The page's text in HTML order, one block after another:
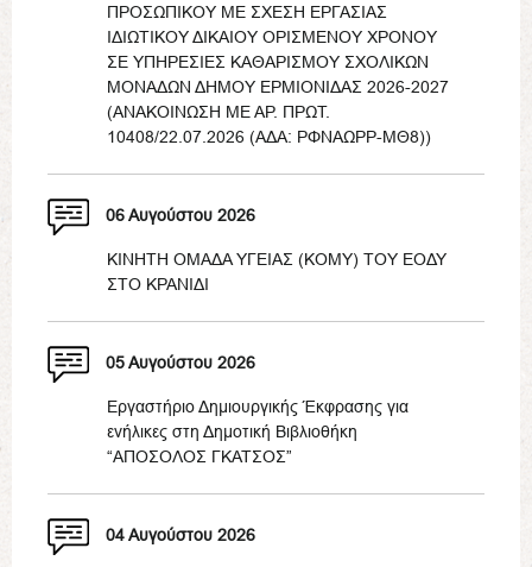
ΠΡΟΣΩΠΙΚΟΥ ΜΕ ΣΧΕΣΗ ΕΡΓΑΣΙΑΣ
ΙΔΙΩΤΙΚΟΥ ΔΙΚΑΙΟΥ ΟΡΙΣΜΕΝΟΥ ΧΡΟΝΟΥ
ΣΕ ΥΠΗΡΕΣΙΕΣ ΚΑΘΑΡΙΣΜΟΥ ΣΧΟΛΙΚΩΝ
ΜΟΝΑΔΩΝ ΔΗΜΟΥ ΕΡΜΙΟΝΙΔΑΣ 2026-2027
(ΑΝΑΚΟΙΝΩΣΗ ΜΕ ΑΡ. ΠΡΩΤ.
10408/22.07.2026 (ΑΔΑ: ΡΦΝΑΩΡΡ-ΜΘ8))
06 Αυγούστου 2026
ΚΙΝΗΤΗ ΟΜΑΔΑ ΥΓΕΙΑΣ (ΚΟΜΥ) ΤΟΥ ΕΟΔΥ
ΣΤΟ ΚΡΑΝΙΔΙ
05 Αυγούστου 2026
Εργαστήριο Δημιουργικής Έκφρασης για
ενήλικες στη Δημοτική Βιβλιοθήκη
“ΑΠΟΣΟΛΟΣ ΓΚΑΤΣΟΣ”
04 Αυγούστου 2026